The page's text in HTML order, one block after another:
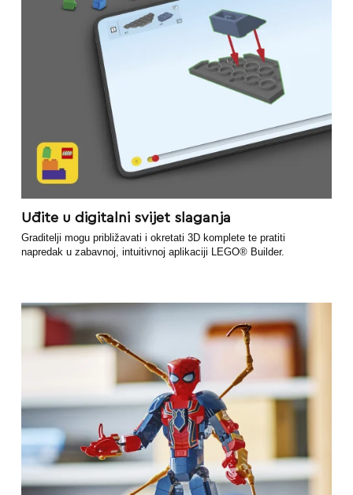
Uđite u digitalni svijet slaganja
Graditelji mogu približavati i okretati 3D komplete te pratiti
napredak u zabavnoj, intuitivnoj aplikaciji LEGO® Builder.